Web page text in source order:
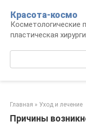
контенту
Красота-космо
Косметологические
пластическая
Главная » Уход и лечение
Причины